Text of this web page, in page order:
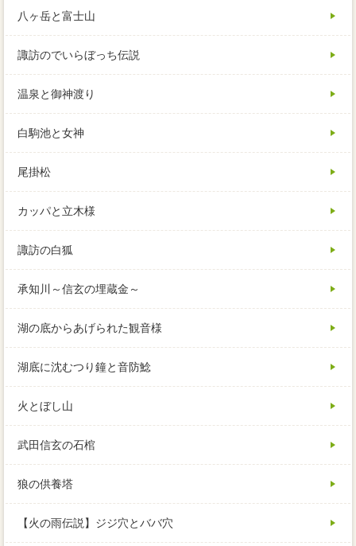
八ヶ岳と富士山
諏訪のでいらぼっち伝説
温泉と御神渡り
白駒池と女神
尾掛松
カッパと立木様
諏訪の白狐
承知川～信玄の埋蔵金～
湖の底からあげられた観音様
湖底に沈むつり鐘と音防鯰
火とぼし山
武田信玄の石棺
狼の供養塔
【火の雨伝説】ジジ穴とババ穴